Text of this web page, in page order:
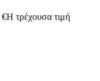
€Η τρέχουσα τιμή